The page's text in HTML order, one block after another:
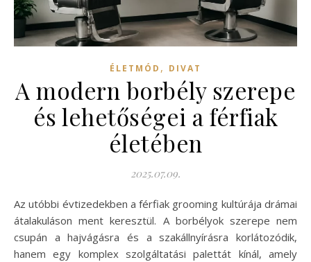
ÉLETMÓD , DIVAT
A modern borbély szerepe
és lehetőségei a férfiak
életében
2025.07.09.
Az utóbbi évtizedekben a férfiak grooming kultúrája drámai
átalakuláson ment keresztül. A borbélyok szerepe nem
csupán a hajvágásra és a szakállnyírásra korlátozódik,
hanem egy komplex szolgáltatási palettát kínál, amely